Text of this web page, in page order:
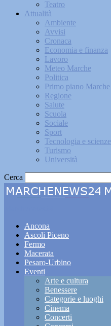
Teatro
Attualità
Ambiente
Avvisi
Cronaca
Economia e finanza
Lavoro
Meteo Marche
Politica
Primo piano Marche
Regione
Salute
Scuola
Sociale
Sport
Tecnologia e scienze
Turismo
Università
Cerca
Ancona
Ascoli Piceno
Fermo
Macerata
Pesaro-Urbino
Eventi
Arte e cultura
Benessere
Categorie e luoghi
Cinema
Concerti